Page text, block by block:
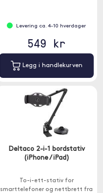
Levering ca. 4-10 hverdager
549 kr
Legg i handlekurven
Deltaco 2-i-1 bordstativ
(iPhone / iPad)
To-i-ett-stativ for
smarttelefoner og nettbrett fra